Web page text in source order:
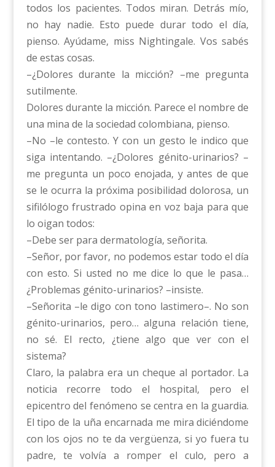
todos los pacientes. Todos miran. Detrás mío,
no hay nadie. Esto puede durar todo el día,
pienso. Ayúdame, miss Nightingale. Vos sabés
de estas cosas.
–¿Dolores durante la micción? –me pregunta
sutilmente.
Dolores durante la micción. Parece el nombre de
una mina de la sociedad colombiana, pienso.
–No –le contesto. Y con un gesto le indico que
siga intentando. –¿Dolores génito-urinarios? –
me pregunta un poco enojada, y antes de que
se le ocurra la próxima posibilidad dolorosa, un
sifilólogo frustrado opina en voz baja para que
lo oigan todos:
–Debe ser para dermatología, señorita.
–Señor, por favor, no podemos estar todo el día
con esto. Si usted no me dice lo que le pasa…
¿Problemas génito-urinarios? –insiste.
–Señorita –le digo con tono lastimero–. No son
génito-urinarios, pero… alguna relación tiene,
no sé. El recto, ¿tiene algo que ver con el
sistema?
Claro, la palabra era un cheque al portador. La
noticia recorre todo el hospital, pero el
epicentro del fenómeno se centra en la guardia.
El tipo de la uña encarnada me mira diciéndome
con los ojos no te da vergüenza, si yo fuera tu
padre, te volvía a romper el culo, pero a